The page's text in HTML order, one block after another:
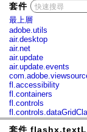
套件
最上層
adobe.utils
air.desktop
air.net
air.update
air.update.events
fl.accessibility
fl.containers
fl.controls
fl.controls.listClasses
套件